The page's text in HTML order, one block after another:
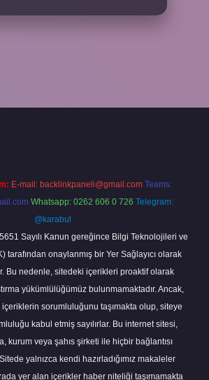
E-mail: backlinkpaneli@gmail.com Teams:
Whatsapp: 0262 606 0 726 Telegram:
@karabul
Sayılı Kanun gereğince Bilgi Teknolojileri ve
tarafından onaylanmış bir Yer Sağlayıcı olarak
Bu nedenle, sitedeki içerikleri proaktif olarak
yükümlülüğümüz bulunmamaktadır. Ancak,
içeriklerin sorumluluğunu taşımakta olup, siteye
kabul etmiş sayılırlar. Bu internet sitesi,
kurum veya şahıs şirketi ile hiçbir bağlantısı
yalnızca kendi hazırladığımız makaleler
yer alan içerikler haber niteliği taşımamakta